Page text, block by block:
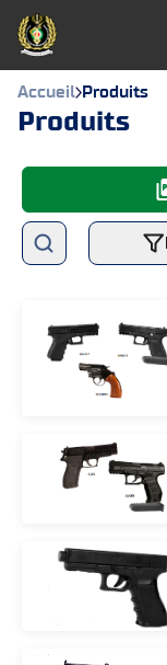
Accueil Produits
Produits